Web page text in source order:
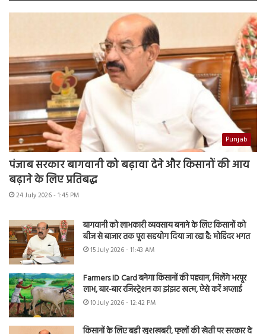
Punjab
पंजाब सरकार बागवानी को बढ़ावा देने और किसानों की आय
बढ़ाने के लिए प्रतिबद्ध
24 July 2026 - 1:45 PM
बागवानी को लाभकारी व्यवसाय बनाने के लिए किसानों को
बीज से बाजार तक पूरा सहयोग दिया जा रहा है: मोहिंदर भगत
15 July 2026 - 11:43 AM
Farmers ID Card बनेगा किसानों की पहचान, मिलेंगे भरपूर
लाभ, बार-बार रजिस्ट्रेशन का झंझट खत्म, ऐसे करें अप्लाई
10 July 2026 - 12:42 PM